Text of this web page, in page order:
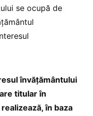
se ocupă de
învăţământului
titular în
în baza